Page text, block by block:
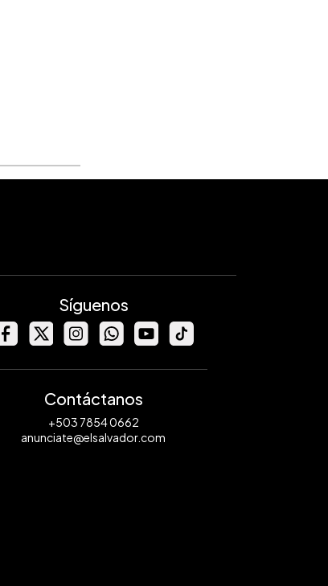
Síguenos
Contáctanos
+503 7854 0662
anunciate@elsalvador.com